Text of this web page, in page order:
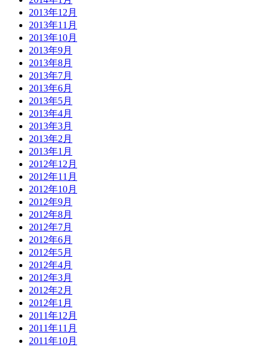
2013年12月
2013年11月
2013年10月
2013年9月
2013年8月
2013年7月
2013年6月
2013年5月
2013年4月
2013年3月
2013年2月
2013年1月
2012年12月
2012年11月
2012年10月
2012年9月
2012年8月
2012年7月
2012年6月
2012年5月
2012年4月
2012年3月
2012年2月
2012年1月
2011年12月
2011年11月
2011年10月